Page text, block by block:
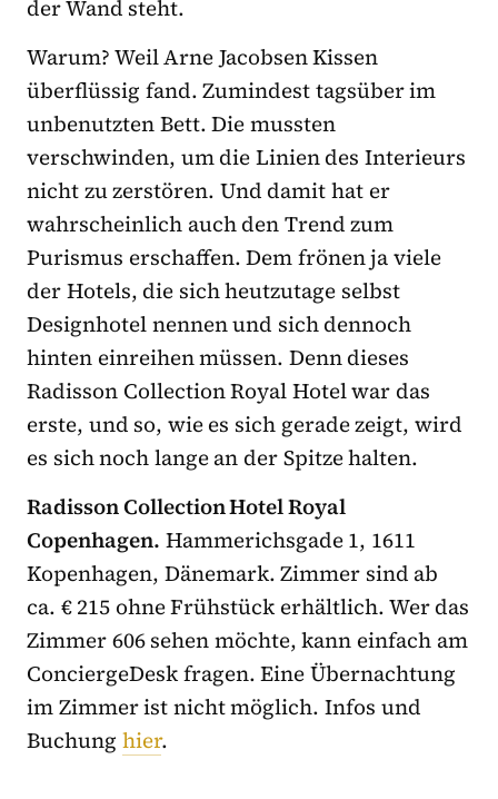
der Wand steht.
Warum? Weil Arne Jacobsen Kissen
überflüssig fand. Zumindest tagsüber im
unbenutzten Bett. Die mussten
verschwinden, um die Linien des Interieurs
nicht zu zerstören. Und damit hat er
wahrscheinlich auch den Trend zum
Purismus erschaffen. Dem frönen ja viele
der Hotels, die sich heutzutage selbst
Designhotel nennen und sich dennoch
hinten einreihen müssen. Denn dieses
Radisson Collection Royal Hotel war das
erste, und so, wie es sich gerade zeigt, wird
es sich noch lange an der Spitze halten.
Radisson Collection Hotel Royal
Copenhagen. Hammerichsgade 1, 1611
Kopenhagen, Dänemark. Zimmer sind ab
ca. € 215 ohne Frühstück erhältlich. Wer das
Zimmer 606 sehen möchte, kann einfach am
ConciergeDesk fragen. Eine Übernachtung
im Zimmer ist nicht möglich. Infos und
Buchung hier.